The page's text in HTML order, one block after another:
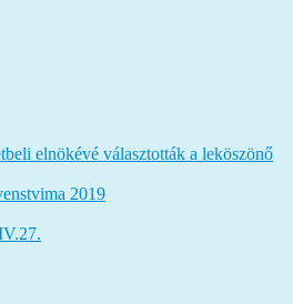
elnökévé választották a leköszönő
2019